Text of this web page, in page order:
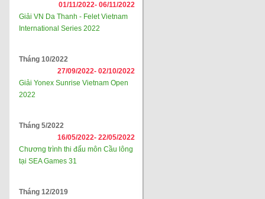
01/11/2022- 06/11/2022
Giải VN Da Thanh - Felet Vietnam
International Series 2022
Tháng 10/2022
27/09/2022- 02/10/2022
Giải Yonex Sunrise Vietnam Open
2022
Tháng 5/2022
16/05/2022- 22/05/2022
Chương trình thi đấu môn Cầu lông
tại SEA Games 31
Tháng 12/2019